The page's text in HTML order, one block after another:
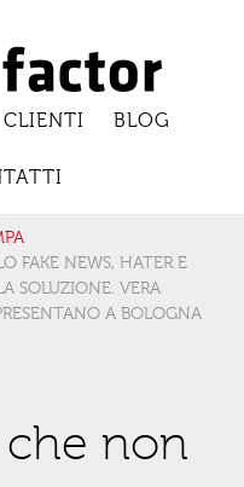
CLIENTI BLOG
FAKE NEWS, HATER E
SOLUZIONE. VERA
A BOLOGNA
non